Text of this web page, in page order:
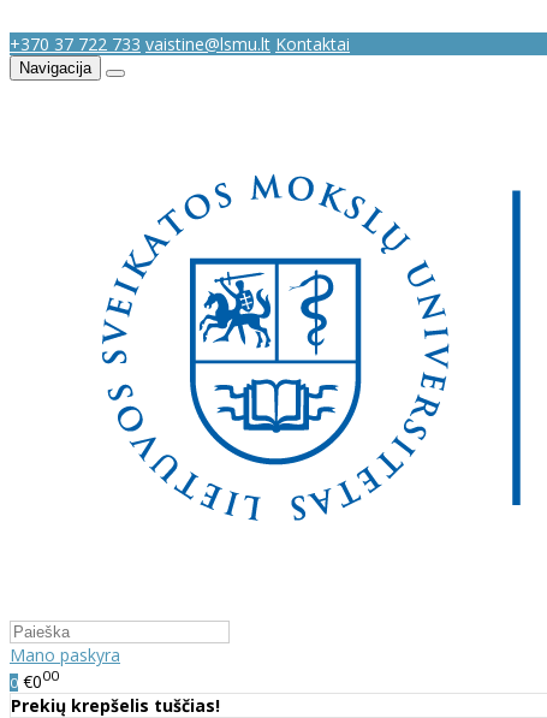
+370 37 722 733 vaistine@lsmu.lt Kontaktai
Navigacija
Mano paskyra
0 €000
Prekių krepšelis tuščias!